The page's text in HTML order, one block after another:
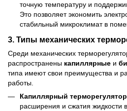
точную температуру и
Это позволяет экономить
стабильный микроклимат в
3. Типы механических
Среди механических
распространены капиллярные и
типа имеют свои преимущества и
работы.
Капиллярный терморегулятор
расширения и сжатия жидкости